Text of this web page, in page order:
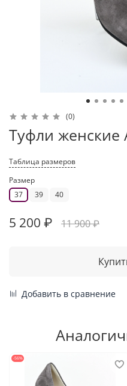
(0)
Туфли женские
Таблица размеров
Размер
37
39 40
5 200 ₽ 11 900 ₽
Добавить в сравнение
-56%